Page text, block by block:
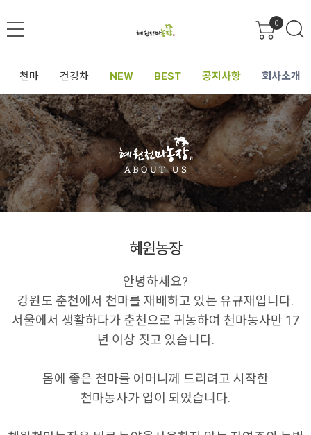
0
천마 건강차 NEW BEST 공지사항 회사소개
혜원농장
안녕하세요?
강원도 춘천에서 천마를 재배하고 있는 유규재입니다.
서울에서 생활하다가 춘천으로 귀농하여 천마농사만 17
년 이상 짓고 있습니다.
몸에 좋은 천마를 어머니께 드리려고 시작한
천마농사가 업이 되었습니다.